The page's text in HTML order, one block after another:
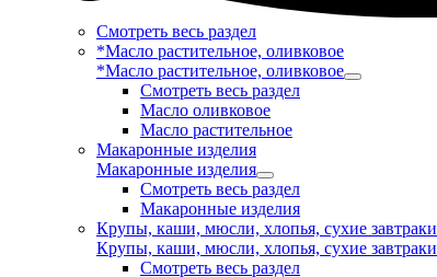
Смотреть весь раздел
*Масло растительное, оливковое
*Масло растительное, оливковое
Смотреть весь раздел
Масло оливковое
Масло растительное
Макаронные изделия
Макаронные изделия
Смотреть весь раздел
Макаронные изделия
Крупы, каши, мюсли, хлопья, сухие завтраки
Крупы, каши, мюсли, хлопья, сухие завтраки
Смотреть весь раздел